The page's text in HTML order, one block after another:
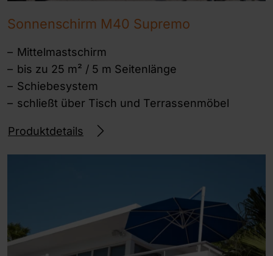
Sonnenschirm M40 Supremo
Mittelmastschirm
bis zu 25 m² / 5 m Seitenlänge
Schiebesystem
schließt über Tisch und Terrassenmöbel
Produktdetails